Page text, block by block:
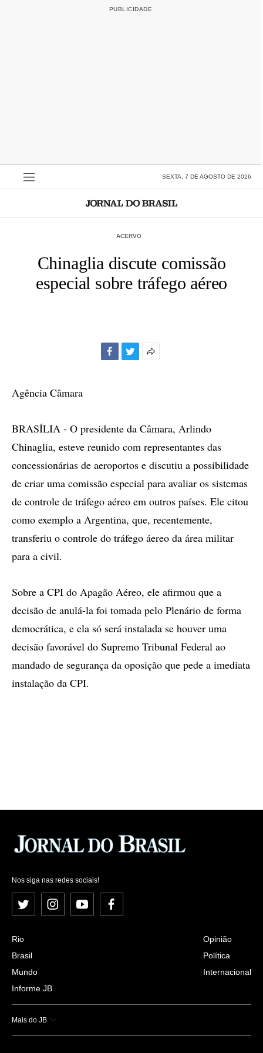
SEXTA, 7 DE AGOSTO DE 2026
ACERVO
Chinaglia discute comissão
especial sobre tráfego aéreo
Agência Câmara
BRASÍLIA - O presidente da Câmara, Arlindo
Chinaglia, esteve reunido com representantes das
concessionárias de aeroportos e discutiu a possibilidade
de criar uma comissão especial para avaliar os sistemas
de controle de tráfego aéreo em outros países. Ele citou
como exemplo a Argentina, que, recentemente,
transferiu o controle do tráfego áereo da área militar
para a civil.
Sobre a CPI do Apagão Aéreo, ele afirmou que a
decisão de anulá-la foi tomada pelo Plenário de forma
democrática, e ela só será instalada se houver uma
decisão favorável do Supremo Tribunal Federal ao
mandado de segurança da oposição que pede a imediata
instalação da CPI.
Nos siga nas redes sociais!
Twitter InstagramYouTubeFacebook
Rio
Brasil
Mundo
Informe JB
Opinião
Política
Internacional
Mais do JB
Esportes